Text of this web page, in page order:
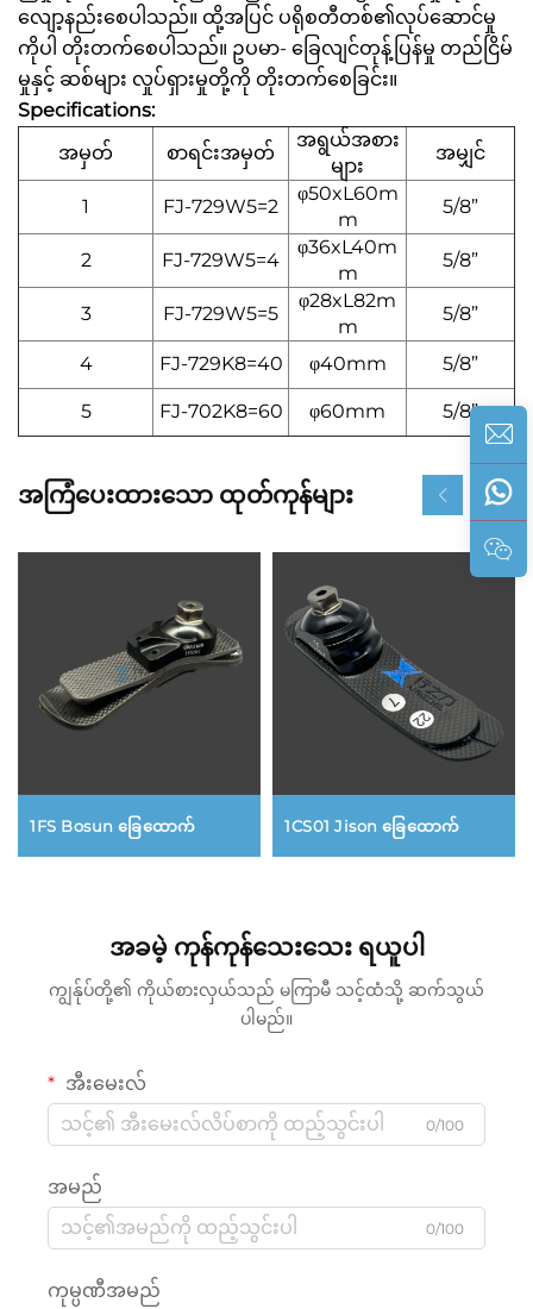
လျော့နည်းစေပါသည်။ ထို့အပြင် ပရိုစတီတစ်၏လုပ်ဆောင်မှု
ကိုပါ တိုးတက်စေပါသည်။ ဥပမာ- ခြေလျင်တုန့်ပြန်မှု တည်ငြိမ်
မှုနှင့် ဆစ်များ လှုပ်ရှားမှုတို့ကို တိုးတက်စေခြင်း။
Specifications:
အမှတ်
စာရင်းအမှတ်
အရွယ်အစား
များ
အမျှင်
1 FJ-729W5=2
φ50xL60m
m
5/8”
2 FJ-729W5=4
φ36xL40m
m
5/8”
3 FJ-729W5=5
φ28xL82m
m
5/8”
4 FJ-729K8=40 φ40mm 5/8”
5 FJ-702K8=60 φ60mm 5/8”
အကြံပေးထားသော ထုတ်ကုန်များ
1FS Bosun ခြေထောက် 1CS01 Jison ခြေထောက်
အခမဲ့ ကုန်ကုန်သေးသေး ရယူပါ
ကျွန်ုပ်တို့၏ ကိုယ်စားလှယ်သည် မကြာမီ သင့်ထံသို့ ဆက်သွယ်
ပါမည်။
အီးမေးလ်
0/100
အမည်
0/100
ကုမ္ပဏီအမည်